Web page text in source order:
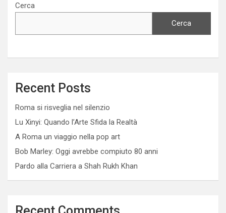
Cerca
Cerca
Recent Posts
Roma si risveglia nel silenzio
Lu Xinyi: Quando l’Arte Sfida la Realtà
A Roma un viaggio nella pop art
Bob Marley: Oggi avrebbe compiuto 80 anni
Pardo alla Carriera a Shah Rukh Khan